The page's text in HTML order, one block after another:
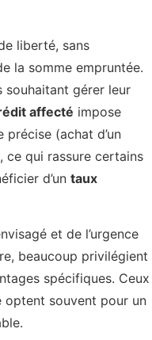
liberté, sans
la somme empruntée.
souhaitant gérer leur
affecté impose
précise (achat d’un
ce qui rassure certains
d’un taux
et de l’urgence
beaucoup privilégient
spécifiques. Ceux
optent souvent pour un